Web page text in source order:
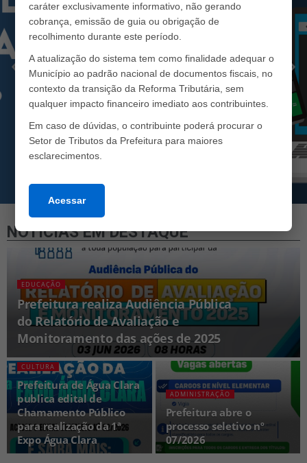
caráter exclusivamente informativo, não gerando
cobrança, emissão de guia ou obrigação de
recolhimento durante este período.
A atualização do sistema tem como finalidade adequar o
Município ao padrão nacional de documentos fiscais, no
contexto da transição da Reforma Tributária, sem
qualquer impacto financeiro imediato aos contribuintes.
Em caso de dúvidas, o contribuinte poderá procurar o
Setor de Tributos da Prefeitura para maiores
esclarecimentos.
Acessar
NOTÍCIAS EM DESTAQUE
EDUCAÇÃO
Prefeitura realiza Audiência Pública
do Relatório de Avaliação e
Monitoramento das ações de 2025
CULTURA
Prefeitura de Água Clara
publica edital de
Chamamento Público
para realização da 1ª
Expo Água Clara
ADMINISTRAÇÃO
Prefeitura abre o
processo seletivo nº
07/2026